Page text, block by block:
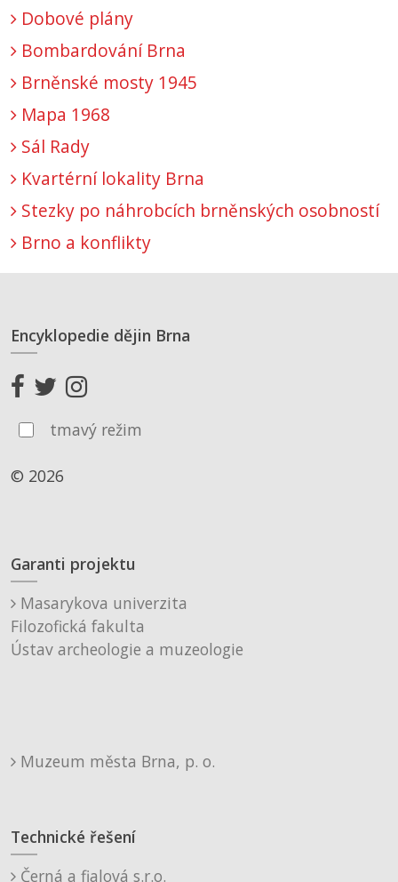
Dobové plány
Bombardování Brna
Brněnské mosty 1945
Mapa 1968
Sál Rady
Kvartérní lokality Brna
Stezky po náhrobcích brněnských osobností
Brno a konflikty
Encyklopedie dějin Brna
tmavý režim
© 2026
Garanti projektu
Masarykova univerzita
Filozofická fakulta
Ústav archeologie a muzeologie
Muzeum města Brna, p. o.
Technické řešení
Černá a fialová s.r.o.